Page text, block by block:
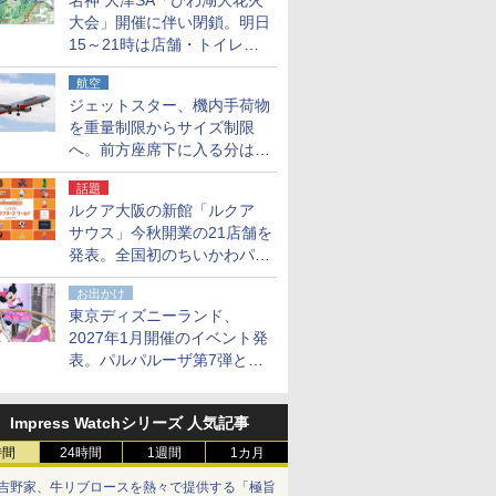
大会」開催に伴い閉鎖。明日
15～21時は店舗・トイレ・
駐車場の利用不可
航空
ジェットスター、機内手荷物
を重量制限からサイズ制限
へ。前方座席下に入る分はす
べての運賃で無料に
話題
ルクア大阪の新館「ルクア
サウス」今秋開業の21店舗を
発表。全国初のちいかわパー
クストア/サンリオ新業態1号
店など
お出かけ
東京ディズニーランド、
2027年1月開催のイベント発
表。パルパルーザ第7弾とし
ド」を再演
Impress Watchシリーズ 人気記事
24時間 1週間 1カ月
野家、牛リブロースを熱々で提供する「極旨